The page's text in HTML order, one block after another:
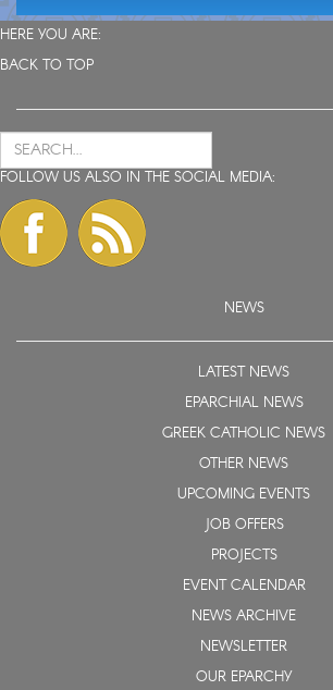
HERE YOU ARE:
BACK TO TOP
FOLLOW US ALSO IN THE SOCIAL MEDIA:
NEWS
LATEST NEWS
EPARCHIAL NEWS
GREEK CATHOLIC NEWS
OTHER NEWS
UPCOMING EVENTS
JOB OFFERS
PROJECTS
EVENT CALENDAR
NEWS ARCHIVE
NEWSLETTER
OUR EPARCHY